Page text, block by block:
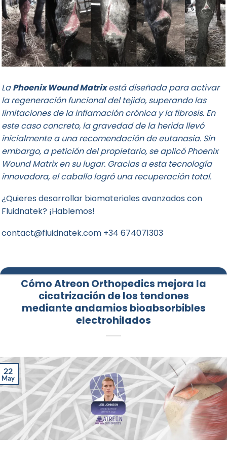
LaPhoenix Wound Matrixestá diseñada para activar
la regeneración funcional del tejido, superando las
limitaciones de la inflamación crónica y la fibrosis. En
este caso concreto, la gravedad de la herida llevó
inicialmente a una recomendación de eutanasia. Sin
embargo, a petición del propietario, se aplicó Phoenix
Wound Matrix en su lugar. Gracias a esta tecnología
innovadora, el caballo logró una recuperación total.
¿Quieres desarrollar biomateriales avanzados con
Fluidnatek? ¡Hablemos!
contact@fluidnatek.com +34 674071303
Cómo Atreon Orthopedics mejora la
cicatrización de los tendones
mediante andamios bioabsorbibles
electrohilados
22
May